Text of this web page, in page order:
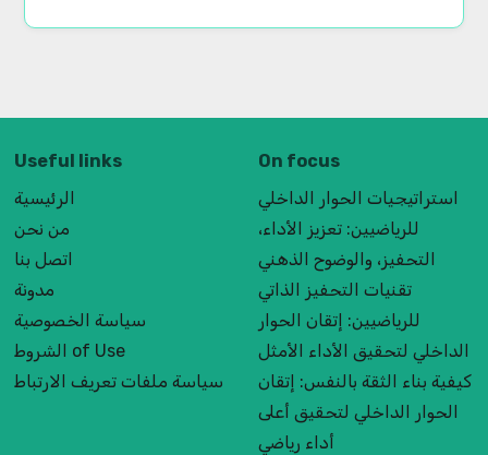
Useful links
الرئيسية
من نحن
اتصل بنا
مدونة
سياسة الخصوصية
الشروط of Use
سياسة ملفات تعريف الارتباط
On focus
استراتيجيات الحوار الداخلي
للرياضيين: تعزيز الأداء،
التحفيز، والوضوح الذهني
تقنيات التحفيز الذاتي
للرياضيين: إتقان الحوار
الداخلي لتحقيق الأداء الأمثل
كيفية بناء الثقة بالنفس: إتقان
الحوار الداخلي لتحقيق أعلى
أداء رياضي